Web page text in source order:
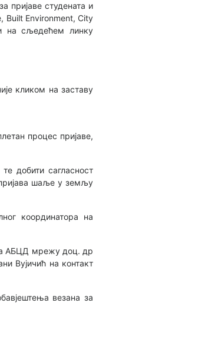
пријаве студенатa и
Built Environment, City
на сљедећем линку
кликом на заставу
процес пријаве,
добити сагласност
пријава шаље у земљу
координатора на
АБЦД мрежу доц. др
Вујичић на контакт
везана за